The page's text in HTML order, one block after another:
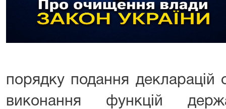
порядку подання декларацій
виконання функцій